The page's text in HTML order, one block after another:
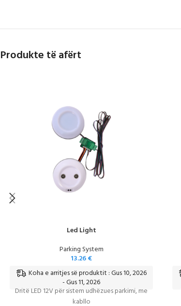
Produkte të afërt
Led Light
Parking System
13.26€
Koha e arritjes së produktit : Gus 10, 2026
- Gus 11, 2026
Dritë LED 12V për sistem udhëzues parkimi, me
kabllo